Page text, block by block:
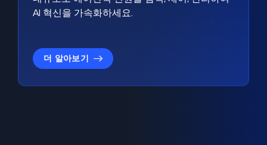
AI 혁신을 가속화하세요.
더 알아보기